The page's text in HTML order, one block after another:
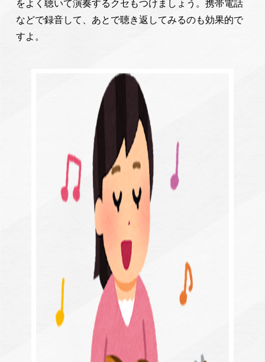
をよく聴いて演奏するクセもつけましょう。携帯電話
などで録音して、あとで聴き返してみるのも効果的で
すよ。